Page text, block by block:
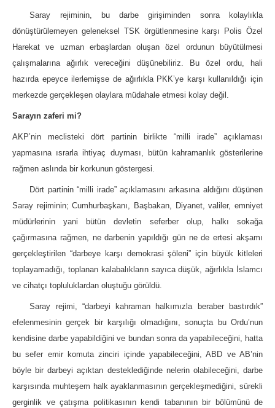
Saray rejiminin, bu darbe girişiminden sonra kolaylıkla
dönüştürülemeyen geleneksel TSK örgütlenmesine karşı Polis Özel
Harekat ve uzman erbaşlardan oluşan özel ordunun büyütülmesi
çalışmalarına ağırlık vereceğini düşünebiliriz. Bu özel ordu, hali
hazırda epeyce ilerlemişse de ağırlıkla PKK’ye karşı kullanıldığı için
merkezde gerçekleşen olaylara müdahale etmesi kolay değil.
Sarayın zaferi mi?
AKP’nin meclisteki dört partinin birlikte “milli irade” açıklaması
yapmasına ısrarla ihtiyaç duyması, bütün kahramanlık gösterilerine
rağmen aslında bir korkunun göstergesi.
Dört partinin “milli irade” açıklamasını arkasına aldığını düşünen
Saray rejiminin; Cumhurbaşkanı, Başbakan, Diyanet, valiler, emniyet
müdürlerinin yani bütün devletin seferber olup, halkı sokağa
çağırmasına rağmen, ne darbenin yapıldığı gün ne de ertesi akşamı
gerçekleştirilen “darbeye karşı demokrasi şöleni” için büyük kitleleri
toplayamadığı, toplanan kalabalıkların sayıca düşük, ağırlıkla İslamcı
ve cihatçı topluluklardan oluştuğu görüldü.
Saray rejimi, “darbeyi kahraman halkımızla beraber bastırdık”
efelenmesinin gerçek bir karşılığı olmadığını, sonuçta bu Ordu’nun
kendisine darbe yapabildiğini ve bundan sonra da yapabileceğini, hatta
bu sefer emir komuta zinciri içinde yapabileceğini, ABD ve AB’nin
böyle bir darbeyi açıktan desteklediğinde nelerin olabileceğini, darbe
karşısında muhteşem halk ayaklanmasının gerçekleşmediğini, sürekli
gerginlik ve çatışma politikasının kendi tabanının bir bölümünü de